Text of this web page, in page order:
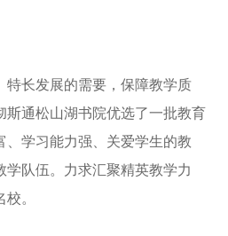
特长发展的需要，保障教学质
斯通松山湖书院优选了一批教育
、学习能力强、关爱学生的教
学队伍。力求汇聚精英教学力
。